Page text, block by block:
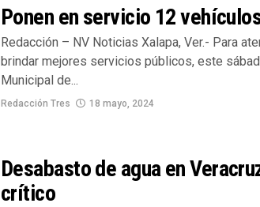
Ponen en servicio 12
Redacción – NV Noticias Xalapa, Ver.- Para
brindar mejores servicios públicos, este
Municipal de...
Redacción Tres 18 mayo, 2024
Desabasto de agua en
crítico